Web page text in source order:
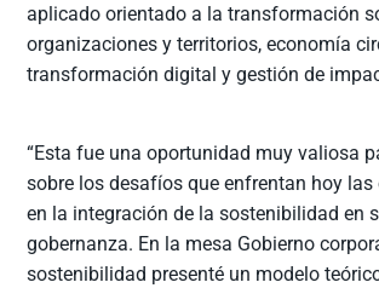
aplicado orientado a la transformación
organizaciones y territorios, economía
transformación digital y gestión de
“Esta fue una oportunidad muy valiosa
sobre los desafíos que enfrentan hoy
en la integración de la sostenibilidad en
gobernanza. En la mesa Gobierno
sostenibilidad presenté un modelo